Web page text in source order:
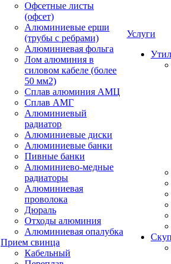
Офсетные листы
(офсет)
Алюминиевые ерши
(трубы с ребрами)
Алюминиевая фольга
Лом алюминия в
силовом кабеле (более
50 мм2)
Сплав алюминия АМЦ
Сплав АМГ
Алюминиевый
радиатор
Алюминиевые диски
Алюминиевые банки
Пивные банки
Алюминиево-медные
радиаторы
Алюминиевая
проволока
Дюраль
Отходы алюминия
Алюминиевая опалубка
Прием свинца
Кабельный
Услуги